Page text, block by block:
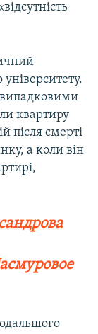
квартиру
після смерті
а коли він